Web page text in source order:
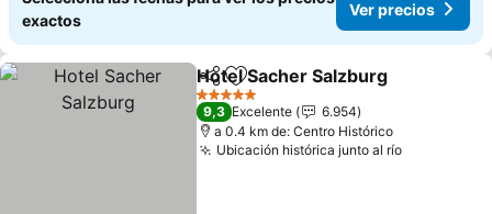
exactos
Ver precios
CompartirAñadir a favoritos
Hotel Sacher Salzburg
5 Estrellas
9,3 Excelente
6.954
a 0.4 km de: Centro Histórico
Ubicación histórica junto al río